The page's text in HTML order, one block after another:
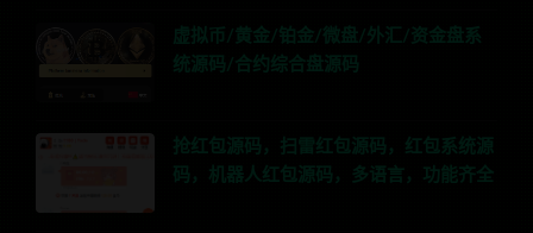
虚拟币/黄金/铂金/微盘/外汇/资金盘系
统源码/合约综合盘源码
抢红包源码，扫雷红包源码，红包系统源
码，机器人红包源码，多语言，功能齐全